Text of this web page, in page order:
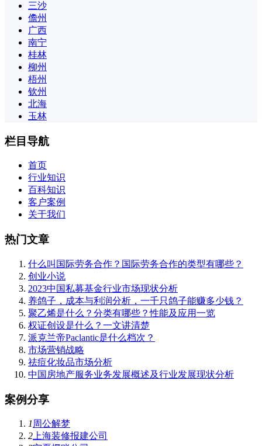
三沙
儋州
广西
南宁
桂林
柳州
梧州
钦州
北海
玉林
栏目导航
首页
行业知识
百科知识
客户案例
关于我们
热门文章
什么叫国际劳务合作？国际劳务合作的类型有哪些？
创业小说
2023中国私募基金行业市场现状分析
养鸽子，成本与利润分析，一千只鸽子能赚多少钱？
聚乙烯是什么？分类有哪些？性能及应用一览
权证创设是什么？一文讲清楚
派克兰帝Paclantic是什么档次？
市场营销战略
祛痘化妆品市场分析
中国房地产服务业务发展概述及行业发展现状分析
案例分享
1 周公解梦
2 上海装修报建公司